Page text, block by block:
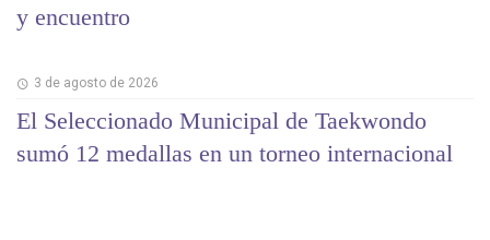
y encuentro
3 de agosto de 2026
El Seleccionado Municipal de Taekwondo
sumó 12 medallas en un torneo internacional